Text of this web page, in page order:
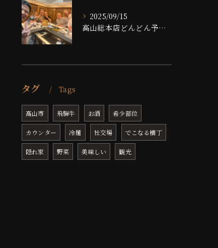
2025/09/15
高山総本店どんどん予約埋まっております！！
タグ Tags
高山市 飛騨牛 お酒 希少部位
カウンター 冷麺 社交場 でこなる横丁
隠れ家 野菜 美味しい 観光